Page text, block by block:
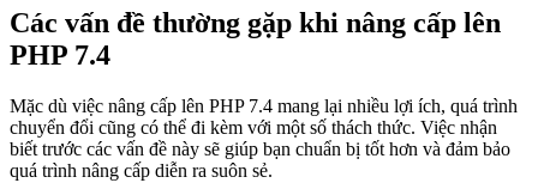
Các vấn đề thường gặp khi nâng cấp lên
PHP 7.4
Mặc dù việc nâng cấp lên PHP 7.4 mang lại nhiều lợi ích, quá trình
chuyển đổi cũng có thể đi kèm với một số thách thức. Việc nhận
biết trước các vấn đề này sẽ giúp bạn chuẩn bị tốt hơn và đảm bảo
quá trình nâng cấp diễn ra suôn sẻ.